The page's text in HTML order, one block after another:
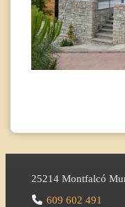
25214 Montfalcó
609 602 491